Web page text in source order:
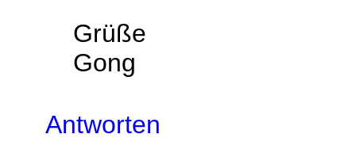
Grüße
Gong
Antworten